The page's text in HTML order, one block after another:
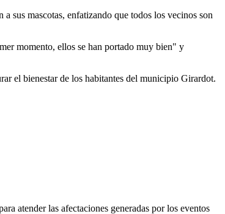
sus mascotas, enfatizando que todos los vecinos son
momento, ellos se han portado muy bien" y
el bienestar de los habitantes del municipio Girardot.
atender las afectaciones generadas por los eventos